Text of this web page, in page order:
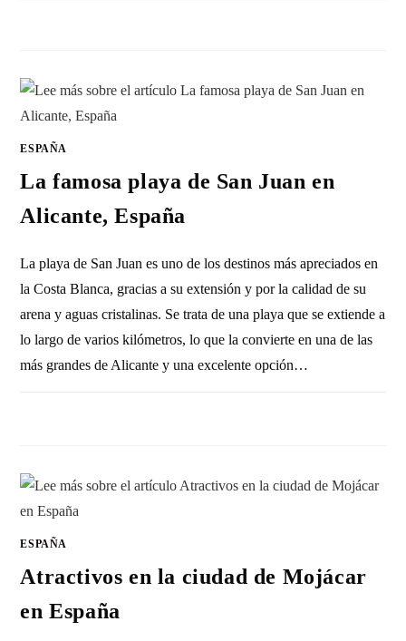
ESPAÑA
La famosa playa de San Juan en
Alicante, España
La playa de San Juan es uno de los destinos más apreciados en
la Costa Blanca, gracias a su extensión y por la calidad de su
arena y aguas cristalinas. Se trata de una playa que se extiende a
lo largo de varios kilómetros, lo que la convierte en una de las
más grandes de Alicante y una excelente opción…
ESPAÑA
Atractivos en la ciudad de Mojácar
en España